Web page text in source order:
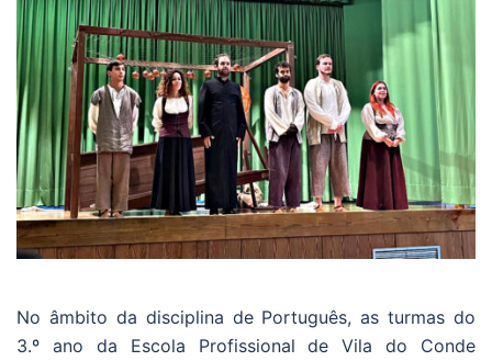
No âmbito da disciplina de Português, as turmas do
3.º ano da Escola Profissional de Vila do Conde